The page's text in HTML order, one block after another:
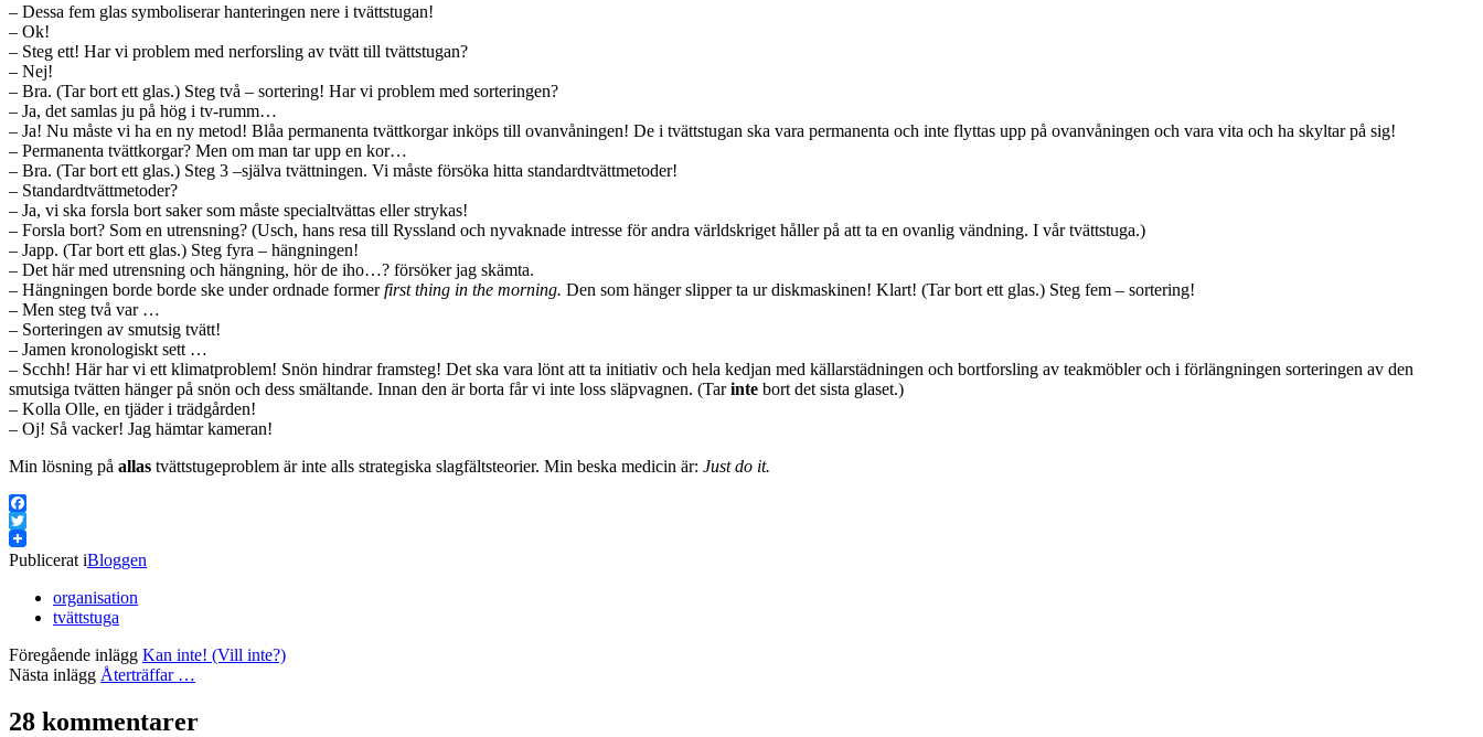
– Dessa fem glas symboliserar hanteringen nere i tvättstugan!
– Ok!
– Steg ett! Har vi problem med nerforsling av tvätt till tvättstugan?
– Nej!
– Bra. (Tar bort ett glas.) Steg två – sortering! Har vi problem med sorteringen?
– Ja, det samlas ju på hög i tv-rumm…
– Ja! Nu måste vi ha en ny metod! Blåa permanenta tvättkorgar inköps till ovanvåningen! De i tvättstugan ska vara permanenta och inte flyttas upp på ovanvåningen och vara vita och ha skyltar på sig!
– Permanenta tvättkorgar? Men om man tar upp en kor…
– Bra. (Tar bort ett glas.) Steg 3 –själva tvättningen. Vi måste försöka hitta standardtvättmetoder!
– Standardtvättmetoder?
– Ja, vi ska forsla bort saker som måste specialtvättas eller strykas!
– Forsla bort? Som en utrensning? (Usch, hans resa till Ryssland och nyvaknade intresse för andra världskriget håller på att ta en ovanlig vändning. I vår tvättstuga.)
– Japp. (Tar bort ett glas.) Steg fyra – hängningen!
– Det här med utrensning och hängning, hör de iho…? försöker jag skämta.
– Hängningen borde borde ske under ordnade formerfirst thing in the morning. Den som hänger slipper ta ur diskmaskinen! Klart! (Tar bort ett glas.) Steg fem – sortering!
– Men steg två var …
– Sorteringen av smutsig tvätt!
– Jamen kronologiskt sett …
– Scchh! Här har vi ett klimatproblem! Snön hindrar framsteg! Det ska vara lönt att ta initiativ och hela kedjan med källarstädningen och bortforsling av teakmöbler och i förlängningen sorteringen av den
smutsiga tvätten hänger på snön och dess smältande. Innan den är borta får vi inte loss släpvagnen. (Tarinte bort det sista glaset.)
– Kolla Olle, en tjäder i trädgården!
– Oj! Så vacker! Jag hämtar kameran!
Min lösning på allas tvättstugeproblem är inte alls strategiska slagfältsteorier. Min beska medicin är: Just do it.
Facebook
Twitter
Publicerat iBloggen
organisation
tvättstuga
Föregående inlägg Kan inte! (Vill inte?)
Nästa inlägg Återträffar …
28 kommentarer